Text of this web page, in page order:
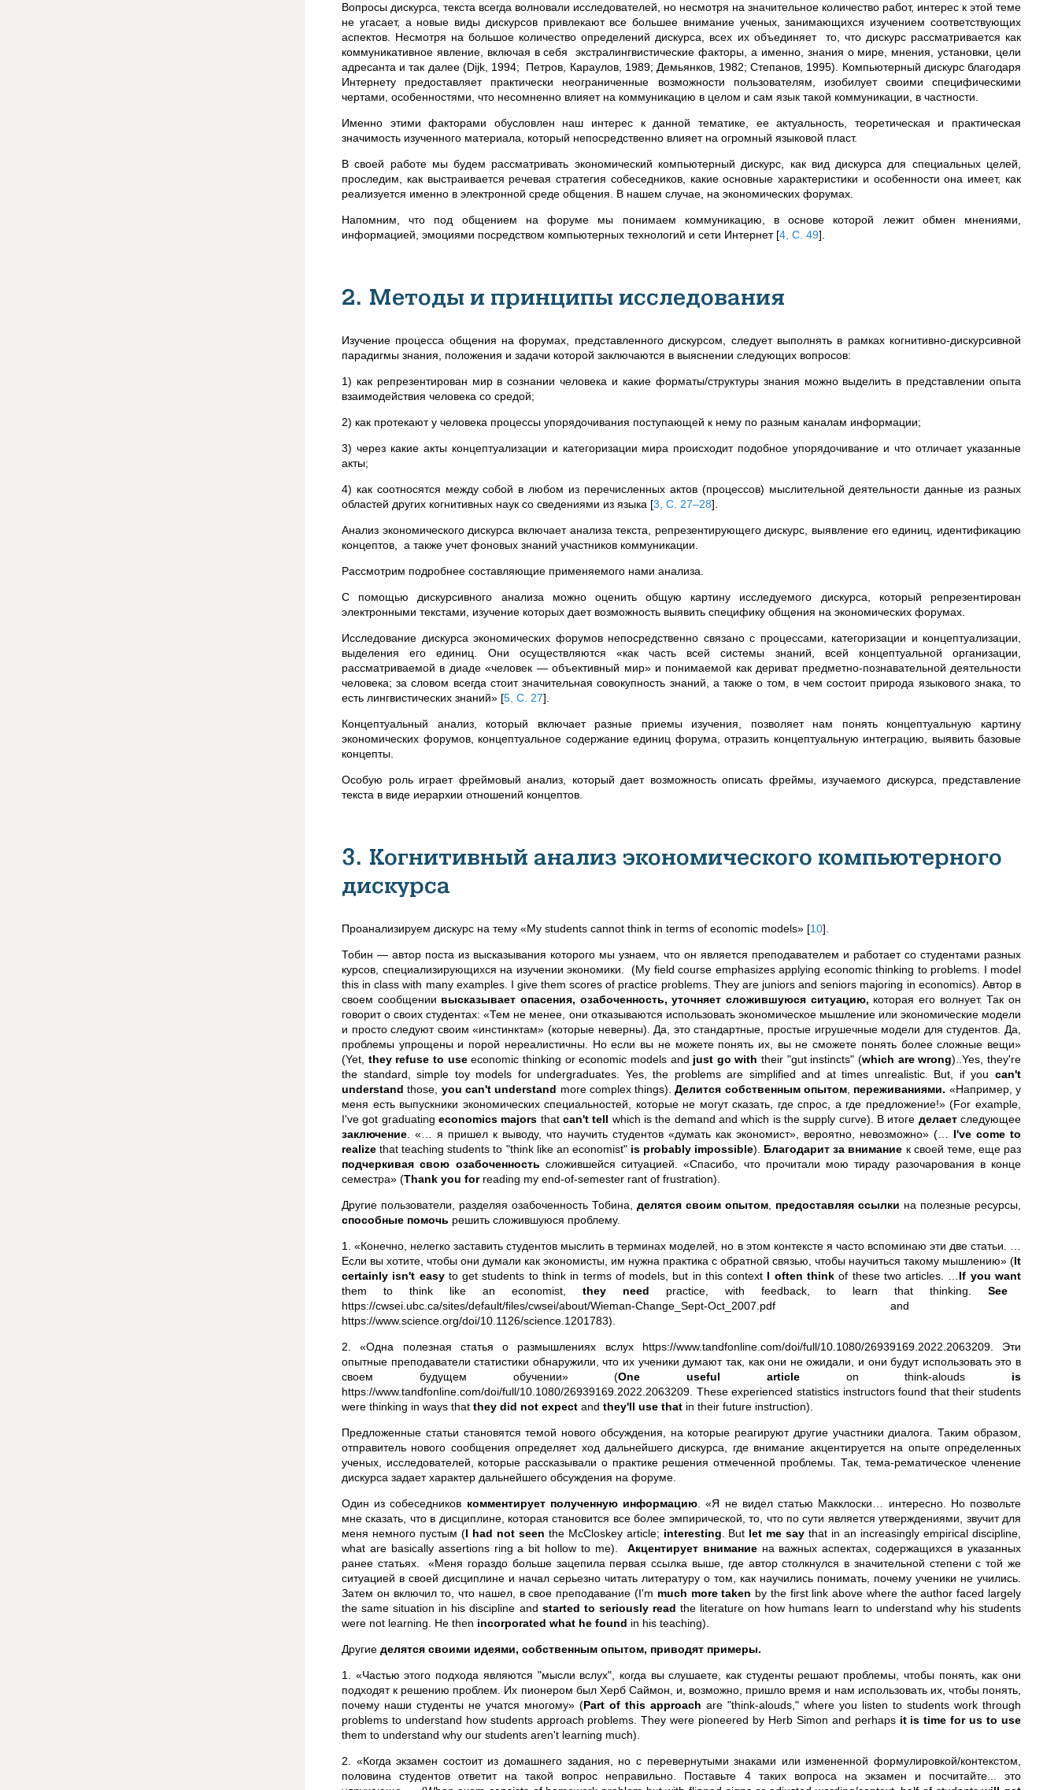
Вопросы дискурса, текста всегда волновали исследователей, но несмотря на значительное количество работ, интерес к этой теме
не угасает, а новые виды дискурсов привлекают все большее внимание ученых, занимающихся изучением соответствующих
аспектов. Несмотря на большое количество определений дискурса, всех их объединяет то, что дискурс рассматривается как
коммуникативное явление, включая в себя экстралингвистические факторы, а именно, знания о мире, мнения, установки, цели
адресанта и так далее (Dijk, 1994; Петров, Караулов, 1989; Демьянков, 1982; Степанов, 1995). Компьютерный дискурс благодаря
Интернету предоставляет практически неограниченные возможности пользователям, изобилует своими специфическими
чертами, особенностями, что несомненно влияет на коммуникацию в целом и сам язык такой коммуникации, в частности.
Именно этими факторами обусловлен наш интерес к данной тематике, ее актуальность, теоретическая и практическая
значимость изученного материала, который непосредственно влияет на огромный языковой пласт.
В своей работе мы будем рассматривать экономический компьютерный дискурс, как вид дискурса для специальных целей,
проследим, как выстраивается речевая стратегия собеседников, какие основные характеристики и особенности она имеет, как
реализуется именно в электронной среде общения. В нашем случае, на экономических форумах.
Напомним, что под общением на форуме мы понимаем коммуникацию, в основе которой лежит обмен мнениями,
информацией, эмоциями посредством компьютерных технологий и сети Интернет [4, С. 49]
2. Методы и принципы исследования
Изучение процесса общения на форумах, представленного дискурсом, следует выполнять в рамках когнитивно-дискурсивной
парадигмы знания, положения и задачи которой заключаются в выяснении следующих вопросов:
1) как репрезентирован мир в сознании человека и какие форматы/структуры знания можно выделить в представлении опыта
взаимодействия человека со средой;
2) как протекают у человека процессы упорядочивания поступающей к нему по разным каналам информации;
3) через какие акты концептуализации и категоризации мира происходит подобное упорядочивание и что отличает указанные
акты;
4) как соотносятся между собой в любом из перечисленных актов (процессов) мыслительной деятельности данные из разных
областей других когнитивных наук со сведениями из языка [3, С. 27–28]
Анализ экономического дискурса включает анализа текста, репрезентирующего дискурс, выявление его единиц, идентификацию
концептов, а также учет фоновых знаний участников коммуникации.
Рассмотрим подробнее составляющие применяемого нами анализа.
С помощью дискурсивного анализа можно оценить общую картину исследуемого дискурса, который репрезентирован
электронными текстами, изучение которых дает возможность выявить специфику общения на экономических форумах.
Исследование дискурса экономических форумов непосредственно связано с процессами, категоризации и концептуализации,
выделения его единиц. Они осуществляются «как часть всей системы знаний, всей концептуальной организации,
рассматриваемой в диаде «человек — объективный мир» и понимаемой как дериват предметно-познавательной деятельности
человека; за словом всегда стоит значительная совокупность знаний, а также о том, в чем состоит природа языкового знака, то
есть лингвистических знаний» [5, С. 27]
Концептуальный анализ, который включает разные приемы изучения, позволяет нам понять концептуальную картину
экономических форумов, концептуальное содержание единиц форума, отразить концептуальную интеграцию, выявить базовые
концепты.
Особую роль играет фреймовый анализ, который дает возможность описать фреймы, изучаемого дискурса, представление
текста в виде иерархии отношений концептов.
3. Когнитивный анализ экономического компьютерного
дискурса
Проанализируем дискурс на тему «My students cannot think in terms of economic models» [10]
Тобин — автор поста из высказывания которого мы узнаем, что он является преподавателем и работает со студентами разных
курсов, специализирующихся на изучении экономики. (My field course emphasizes applying economic thinking to problems. I model
this in class with many examples. I give them scores of practice problems. They are juniors and seniors majoring in economics). Автор в
своем сообщении высказывает опасения, озабоченность, уточняет сложившуюся ситуацию, которая его волнует. Так он
говорит о своих студентах: «Тем не менее, они отказываются использовать экономическое мышление или экономические модели
и просто следуют своим «инстинктам» (которые неверны). Да, это стандартные, простые игрушечные модели для студентов. Да,
проблемы упрощены и порой нереалистичны. Но если вы не можете понять их, вы не сможете понять более сложные вещи»
(Yet, they refuse to useeconomic thinking or economic models and just go with their "gut instincts" (which are wrong)..Yes, they're
the standard, simple toy models for undergraduates. Yes, the problems are simplified and at times unrealistic. But, if you can't
understand those, you can't understand more complex things).Делится собственным опытом переживаниями. «Например, у
меня есть выпускники экономических специальностей, которые не могут сказать, где спрос, а где предложение!» (For example,
I've got graduating economics majors thatcan't tell which is the demand and which is the supply curve). В итоге делаетследующее
заключение . «… я пришел к выводу, что научить студентов «думать как экономист», вероятно, невозможно» (… I've come to
realize that teaching students to "think like an economist" is probably impossible). Благодарит за внимание к своей теме, еще раз
подчеркивая свою озабоченность сложившейся ситуацией. «Спасибо, что прочитали мою тираду разочарования в конце
семестра» (Thank you forreading my end-of-semester rant of frustration).
Другие пользователи, разделяя озабоченность Тобина, делятся своим опытом предоставляя ссылки на полезные ресурсы,
способные помочь решить сложившуюся проблему.
1. «Конечно, нелегко заставить студентов мыслить в терминах моделей, но в этом контексте я часто вспоминаю эти две статьи. …
Если вы хотите, чтобы они думали как экономисты, им нужна практика с обратной связью, чтобы научиться такому мышлению» (It
certainly isn't easyto get students to think in terms of models, but in this context I often think of these two articles. … If you want
them to think like an economist, they need practice, with feedback, to learn that thinking. See
https://cwsei.ubc.ca/sites/default/files/cwsei/about/Wieman-Change_Sept-Oct_2007.pdf and
https://www.science.org/doi/10.1126/science.1201783).
2. «Одна полезная статья о размышлениях вслух https://www.tandfonline.com/doi/full/10.1080/26939169.2022.2063209. Эти
опытные преподаватели статистики обнаружили, что их ученики думают так, как они не ожидали, и они будут использовать это в
своем будущем обучении» (One useful articleon think-alouds is
https://www.tandfonline.com/doi/full/10.1080/26939169.2022.2063209. These experienced statistics instructors found that their students
were thinking in ways that they did not expect and they'll use that in their future instruction).
Предложенные статьи становятся темой нового обсуждения, на которые реагируют другие участники диалога. Таким образом,
отправитель нового сообщения определяет ход дальнейшего дискурса, где внимание акцентируется на опыте определенных
ученых, исследователей, которые рассказывали о практике решения отмеченной проблемы. Так, тема-рематическое членение
дискурса задает характер дальнейшего обсуждения на форуме.
Один из собеседников комментирует полученную информацию . «Я не видел статью Макклоски… интересно. Но позвольте
мне сказать, что в дисциплине, которая становится все более эмпирической, то, что по сути является утверждениями, звучит для
меня немного пустым (I had not seen the McCloskey article; interesting . But let me say that in an increasingly empirical discipline,
what are basically assertions ring a bit hollow to me). Акцентирует вниманиена важных аспектах, содержащихся в указанных
ранее статьях. «Меня гораздо больше зацепила первая ссылка выше, где автор столкнулся в значительной степени с той же
ситуацией в своей дисциплине и начал серьезно читать литературу о том, как научились понимать, почему ученики не учились.
Затем он включил то, что нашел, в свое преподавание (I'm much more taken by the first link above where the author faced largely
the same situation in his discipline and started to seriously read the literature on how humans learn to understand why his students
were not learning. He then incorporated what he found in his teaching).
Другие делятся своими идеями, собственным опытом, приводят примеры.
1. «Частью этого подхода являются "мысли вслух", когда вы слушаете, как студенты решают проблемы, чтобы понять, как они
подходят к решению проблем. Их пионером был Херб Саймон, и, возможно, пришло время и нам использовать их, чтобы понять,
почему наши студенты не учатся многому» (Part of this approach are "think-alouds," where you listen to students work through
problems to understand how students approach problems. They were pioneered by Herb Simon and perhaps it is time for us to use
them to understand why our students aren't learning much).
2. «Когда экзамен состоит из домашнего задания, но с перевернутыми знаками или измененной формулировкой/контекстом,
половина студентов ответит на такой вопрос неправильно. Поставьте 4 таких вопроса на экзамен и посчитайте... это